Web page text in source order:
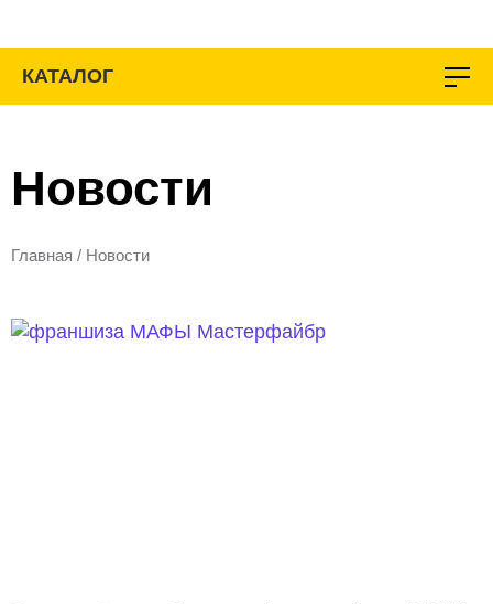
содержимому
КАТАЛОГ
Новости
Главная / Новости